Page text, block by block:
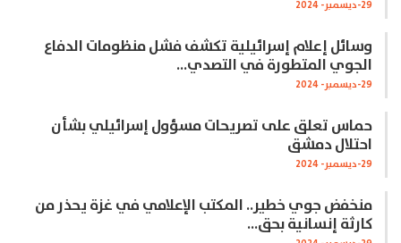
29-ديسمبر- 2024
وسائل إعلام إسرائيلية تكشف فشل منظومات الدفاع
الجوي المتطورة في التصدي…
29-ديسمبر- 2024
حماس تعلق على تصريحات مسؤول إسرائيلي بشأن
احتلال دمشق
29-ديسمبر- 2024
منخفض جوي خطير.. المكتب الإعلامي في غزة يحذر من
كارثة إنسانية بحق…